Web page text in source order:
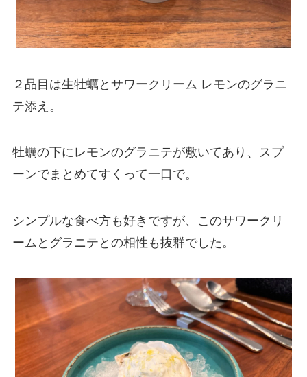
２品目は生牡蠣とサワークリーム レモンのグラニ
テ添え。
牡蠣の下にレモンのグラニテが敷いてあり、スプ
ーンでまとめてすくって一口で。
シンプルな食べ方も好きですが、このサワークリ
ームとグラニテとの相性も抜群でした。